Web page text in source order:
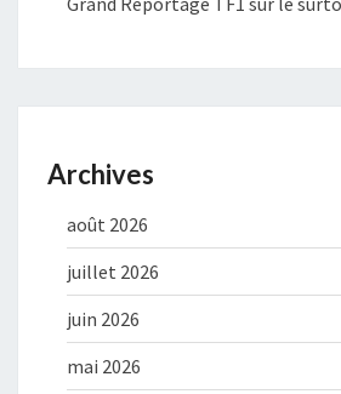
Archives
août 2026
juillet 2026
juin 2026
mai 2026